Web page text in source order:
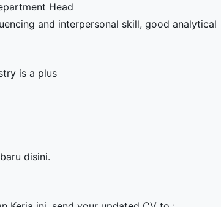
Head
and interpersonal skill, good analytical
is a plus
disini.